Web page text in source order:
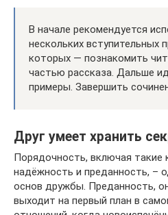
В начале рекомендуется
нескольких вступительных
которых — познакомить
частью рассказа. Дальше
примеры. Завершить
Друг умеет хранить
Порядочность, включая такие
надёжность и преданность, –
основ дружбы. Преданность,
выходит на первый план в